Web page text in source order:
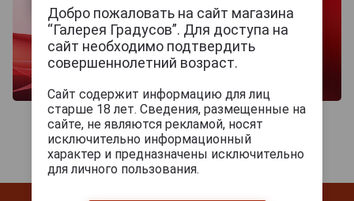
Добро пожаловать на сайт магазина
“Галерея Градусов”. Для доступа на
сайт необходимо подтвердить
совершеннолетний возраст.
Сайт содержит информацию для лиц
старше 18 лет. Сведения, размещенные на
сайте, не являются рекламой, носят
исключительно информационный
характер и предназначены исключительно
для личного пользования.